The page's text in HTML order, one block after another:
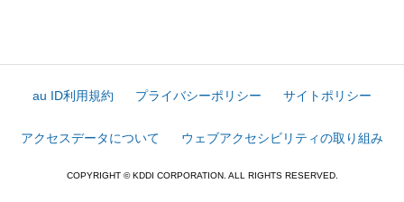
au ID利用規約 プライバシーポリシー サイトポリシー
アクセスデータについて ウェブアクセシビリティの取り組み
COPYRIGHT © KDDI CORPORATION. ALL RIGHTS RESERVED.